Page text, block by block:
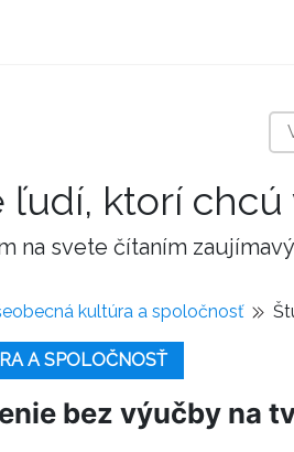
ľudí, ktorí
na svete čítaním
kultúra a spoločnosť
A SPOLOČNOSŤ
bez výučby na